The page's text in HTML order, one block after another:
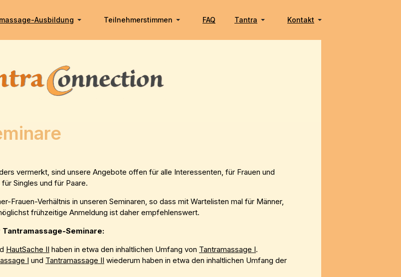
Ausbildung Teilnehmerstimmen FAQ Tantra Kontakt
vermerkt, sind unsere Angebote offen für alle Interessenten, für Frauen und
Singles und für Paare.
Frauen-Verhältnis in unseren Seminaren, so dass mit Wartelisten mal für Männer,
frühzeitige Anmeldung ist daher empfehlenswert.
Seminare:
HautSache II haben in etwa den inhaltlichen Umfang von Tantramassage I.
I und Tantramassage II wiederum haben in etwa den inhaltlichen Umfang der